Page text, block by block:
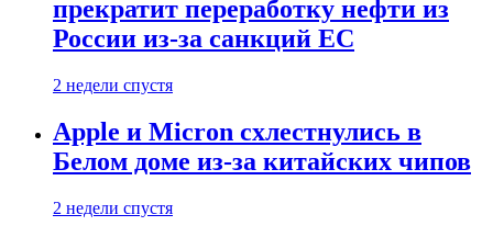
прекратит переработку нефти из
России из-за санкций ЕС
2 недели спустя
Apple и Micron схлестнулись в
Белом доме из-за китайских чипов
2 недели спустя